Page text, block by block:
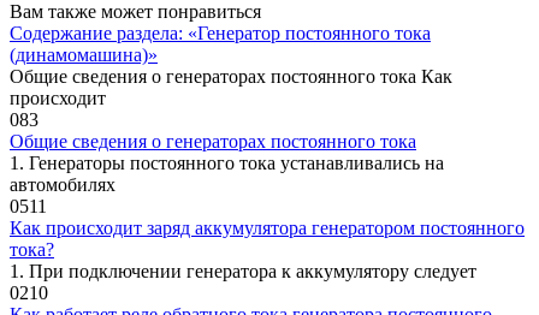
Вам также может понравиться
Содержание раздела: «Генератор постоянного тока
(динамомашина)»
Общие сведения о генераторах постоянного тока Как
происходит
083
Общие сведения о генераторах постоянного тока
1. Генераторы постоянного тока устанавливались на
автомобилях
0511
Как происходит заряд аккумулятора генератором постоянного
тока?
1. При подключении генератора к аккумулятору следует
0210